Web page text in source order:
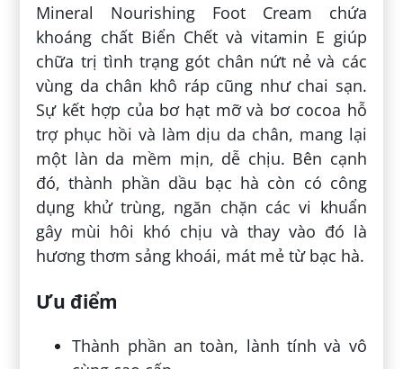
Mineral Nourishing Foot Cream chứa
khoáng chất Biển Chết và vitamin E giúp
chữa trị tình trạng gót chân nứt nẻ và các
vùng da chân khô ráp cũng như chai sạn.
Sự kết hợp của bơ hạt mỡ và bơ cocoa hỗ
trợ phục hồi và làm dịu da chân, mang lại
một làn da mềm mịn, dễ chịu. Bên cạnh
đó, thành phần dầu bạc hà còn có công
dụng khử trùng, ngăn chặn các vi khuẩn
gây mùi hôi khó chịu và thay vào đó là
hương thơm sảng khoái, mát mẻ từ bạc hà.
Ưu điểm
Thành phần an toàn, lành tính và vô